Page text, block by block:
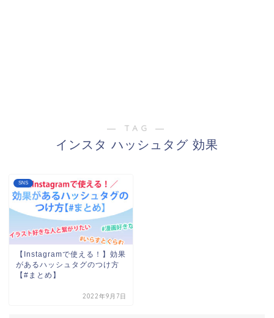
― TAG ―
インスタ ハッシュタグ 効果
SNS
【Instagramで使える！】効果
があるハッシュタグのつけ方
【#まとめ】
2022年9月7日